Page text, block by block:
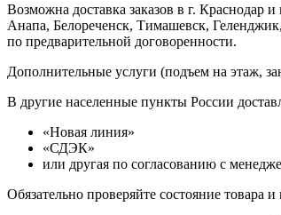
Возможна доставка заказов в г.
Анапа, Белореченск, Тимашевск,
по предварительной договоренности.
Дополнительные услуги (подъем на этаж,
В другие населенные пункты России
«Новая линия»
«СДЭК»
или другая по согласованию с
Обязательно проверяйте состояние товара